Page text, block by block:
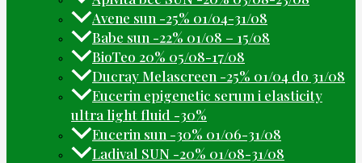
Avene sun -25% 01/04-31/08
Babe sun -22% 01/08 – 15/08
BioTeo 20% 05/08-17/08
Ducray Melascreen -25% 01/04 do 31/08
Eucerin epigenetic serum i elasticity
ultra light fluid -30%
Eucerin sun -30% 01/06-31/08
Ladival SUN -20% 01/08-31/08